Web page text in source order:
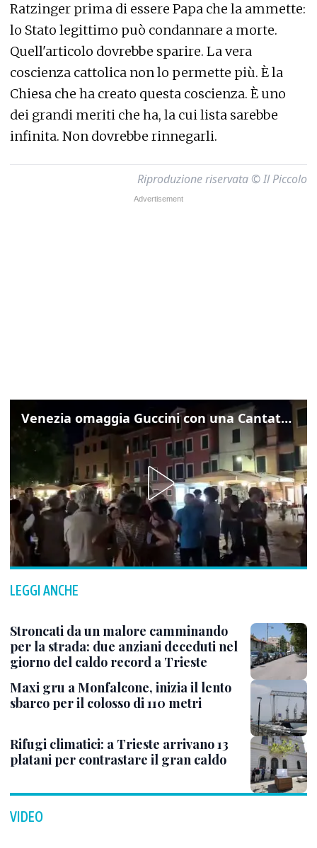
Ratzinger prima di essere Papa che la ammette:
lo Stato legittimo può condannare a morte.
Quell'articolo dovrebbe sparire. La vera
coscienza cattolica non lo permette più. È la
Chiesa che ha creato questa coscienza. È uno
dei grandi meriti che ha, la cui lista sarebbe
infinita. Non dovrebbe rinnegarli.
Riproduzione riservata © Il Piccolo
Venezia omaggia Guccini con una Cantata Anarchica in campo Santa Margherita
LEGGI ANCHE
Stroncati da un malore camminando
per la strada: due anziani deceduti nel
giorno del caldo record a Trieste
Maxi gru a Monfalcone, inizia il lento
sbarco per il colosso di 110 metri
Rifugi climatici: a Trieste arrivano 13
platani per contrastare il gran caldo
VIDEO